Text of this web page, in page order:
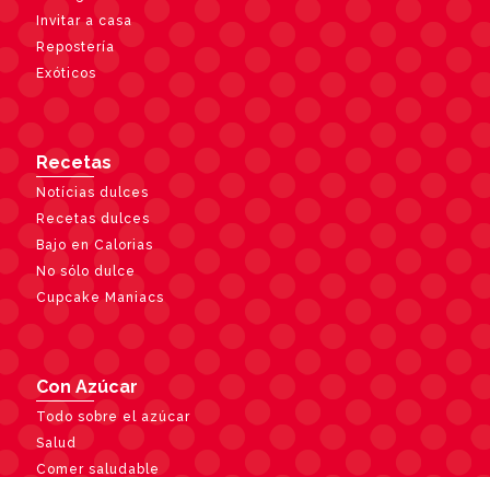
Invitar a casa
Repostería
Exóticos
Recetas
Notícias dulces
Recetas dulces
Bajo en Calorias
No sólo dulce
Cupcake Maniacs
Con Azúcar
Todo sobre el azúcar
Salud
Comer saludable